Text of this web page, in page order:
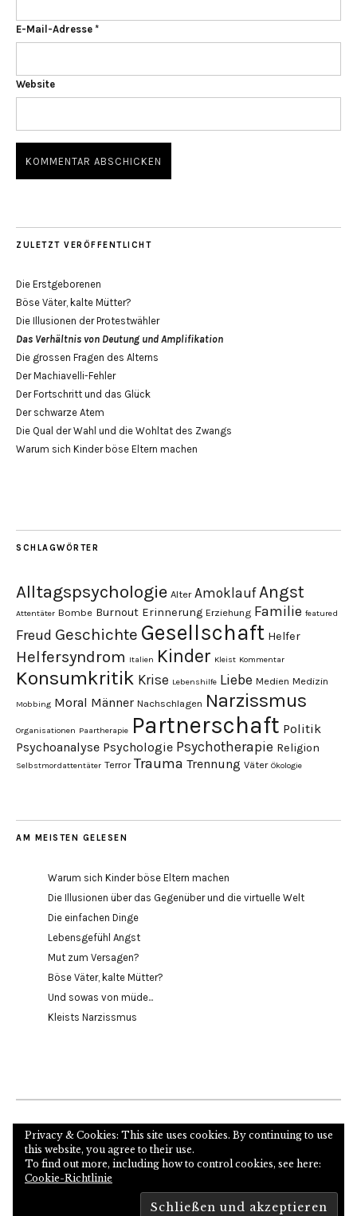
E-Mail-Adresse *
Website
ZULETZT VERÖFFENTLICHT
Die Erstgeborenen
Böse Väter, kalte Mütter?
Die Illusionen der Protestwähler
Das Verhältnis von Deutung und Amplifikation
Die grossen Fragen des Alterns
Der Machiavelli-Fehler
Der Fortschritt und das Glück
Der schwarze Atem
Die Qual der Wahl und die Wohltat des Zwangs
Warum sich Kinder böse Eltern machen
SCHLAGWÖRTER
Alltagspsychologie Alter Amoklauf Angst
Attentäter Bombe Burnout Erinnerung Erziehung Familie featured
Freud Geschichte Gesellschaft Helfer
Helfersyndrom Italien Kinder Kleist Kommentar
Konsumkritik Krise Lebenshilfe Liebe Medien Medizin
Mobbing Moral Männer Nachschlagen Narzissmus
Organisationen Paartherapie Partnerschaft Politik
Psychoanalyse Psychologie Psychotherapie Religion
Selbstmordattentäter Terror Trauma Trennung Väter Ökologie
AM MEISTEN GELESEN
Warum sich Kinder böse Eltern machen
Die Illusionen über das Gegenüber und die virtuelle Welt
Die einfachen Dinge
Lebensgefühl Angst
Mut zum Versagen?
Böse Väter, kalte Mütter?
Und sowas von müde...
Kleists Narzissmus
Internetseite des Autors und Psychoanalytikers
Proudly powered byWordPress
Theme: Zuki vonElmastudio
Privacy & Cookies: This site uses cookies. By continuing to use
this website, you agree to their use.
To find out more, including how to control cookies, see here:
Cookie-Richtlinie